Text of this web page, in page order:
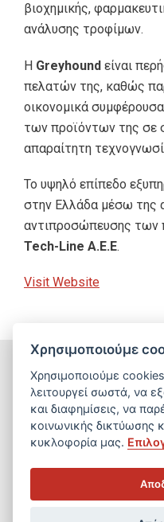
βιοχημικής,
ανάλυσης τροφίμων.
Η Greyhound είναι
πελατών της, καθώς
οικονομικά
των προϊόντων της σε
απαραίτητη
Το υψηλό επίπεδο
στην Ελλάδα μέσω της
αντιπροσώπευσης των
Tech-Line A.E.E.
Visit Website
© 2025 Tech-
Χρησιμοποιούμε
Χρησιμοποιούμε
λειτουργεί σωστά, να
και διαφημίσεις, να
κοινωνικής δικτύωσης
κυκλοφορία μας.